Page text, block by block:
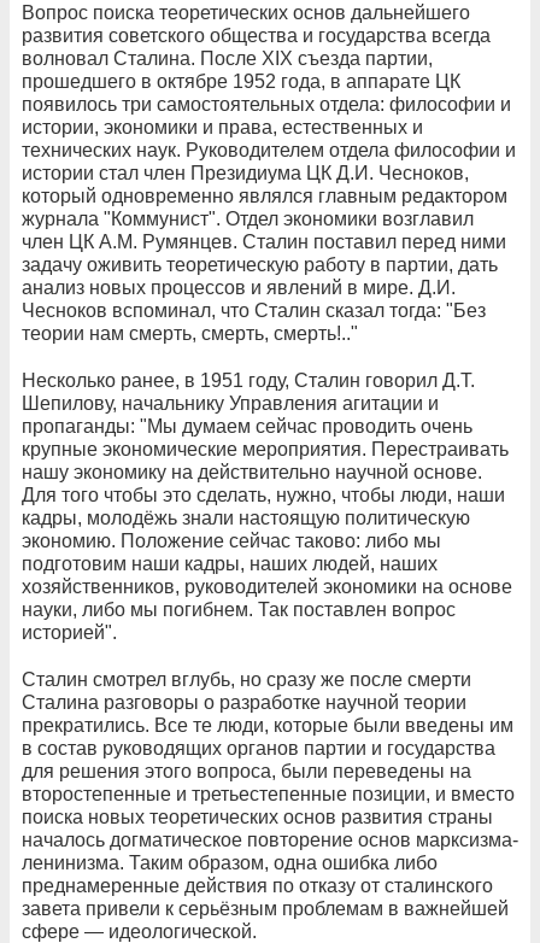
Вопрос поиска теоретических основ дальнейшего
развития советского общества и государства всегда
волновал Сталина. После XIX съезда партии,
прошедшего в октябре 1952 года, в аппарате ЦК
появилось три самостоятельных отдела: философии и
истории, экономики и права, естественных и
технических наук. Руководителем отдела философии и
истории стал член Президиума ЦК Д.И. Чесноков,
который одновременно являлся главным редактором
журнала "Коммунист". Отдел экономики возглавил
член ЦК А.М. Румянцев. Сталин поставил перед ними
задачу оживить теоретическую работу в партии, дать
анализ новых процессов и явлений в мире. Д.И.
Чесноков вспоминал, что Сталин сказал тогда: "Без
теории нам смерть, смерть, смерть!.."
Несколько ранее, в 1951 году, Сталин говорил Д.Т.
Шепилову, начальнику Управления агитации и
пропаганды: "Мы думаем сейчас проводить очень
крупные экономические мероприятия. Перестраивать
нашу экономику на действительно научной основе.
Для того чтобы это сделать, нужно, чтобы люди, наши
кадры, молодёжь знали настоящую политическую
экономию. Положение сейчас таково: либо мы
подготовим наши кадры, наших людей, наших
хозяйственников, руководителей экономики на основе
науки, либо мы погибнем. Так поставлен вопрос
историей".
Сталин смотрел вглубь, но сразу же после смерти
Сталина разговоры о разработке научной теории
прекратились. Все те люди, которые были введены им
в состав руководящих органов партии и государства
для решения этого вопроса, были переведены на
второстепенные и третьестепенные позиции, и вместо
поиска новых теоретических основ развития страны
началось догматическое повторение основ марксизма-
ленинизма. Таким образом, одна ошибка либо
преднамеренные действия по отказу от сталинского
завета привели к серьёзным проблемам в важнейшей
сфере — идеологической.